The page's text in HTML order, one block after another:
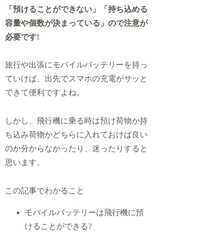
「預けることができない」「持ち込める
容量や個数が決まっている」ので注意が
必要です!
旅行や出張にモバイルバッテリーを持っ
ていけば、出先でスマホの充電がサッと
できて便利ですよね。
しかし、飛行機に乗る時は預け荷物か持
ち込み荷物かどちらに入れておけば良い
のか分からなかったり、迷ったりすると
思います。
この記事でわかること
モバイルバッテリーは飛行機に預
けることができる?